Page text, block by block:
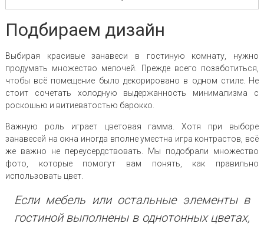
Подбираем дизайн
Выбирая красивые занавеси в гостиную комнату, нужно
продумать множество мелочей. Прежде всего позаботиться,
чтобы всё помещение было декорировано в одном стиле. Не
стоит сочетать холодную выдержанность минимализма с
роскошью и витиеватостью барокко.
Важную роль играет цветовая гамма. Хотя при выборе
занавесей на окна иногда вполне уместна игра контрастов, всё
же важно не переусердствовать. Мы подобрали множество
фото, которые помогут вам понять, как правильно
использовать цвет.
Если мебель или остальные элементы в
гостиной выполнены в однотонных цветах,